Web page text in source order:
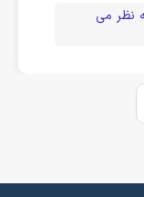
نظر می